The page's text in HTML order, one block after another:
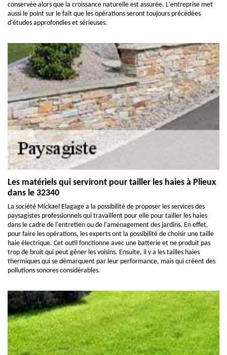
conservée alors que la croissance naturelle est assurée. L'entreprise met
aussi le point sur le fait que les opérations seront toujours précédées
d'études approfondies et sérieuses.
Les matériels qui serviront pour tailler les haies à Plieux
dans le 32340
La société Mickael Elagage a la possibilité de proposer les services des
paysagistes professionnels qui travaillent pour elle pour tailler les haies
dans le cadre de l'entretien ou de l'aménagement des jardins. En effet,
pour faire les opérations, les experts ont la possibilité de choisir une taille
haie électrique. Cet outil fonctionne avec une batterie et ne produit pas
trop de bruit qui peut gêner les voisins. Ensuite, il y a les tailles haies
thermiques qui se démarquent par leur performance, mais qui créent des
pollutions sonores considérables.